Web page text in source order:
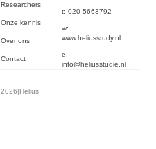
Researchers
Onze kennis
Over ons
Contact
t: 020 5663792
w:
www.heliusstudy.nl
e:
info@heliusstudie.nl
2026|Helius